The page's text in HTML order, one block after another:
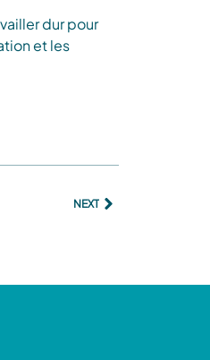
dur pour
et les
NEXT